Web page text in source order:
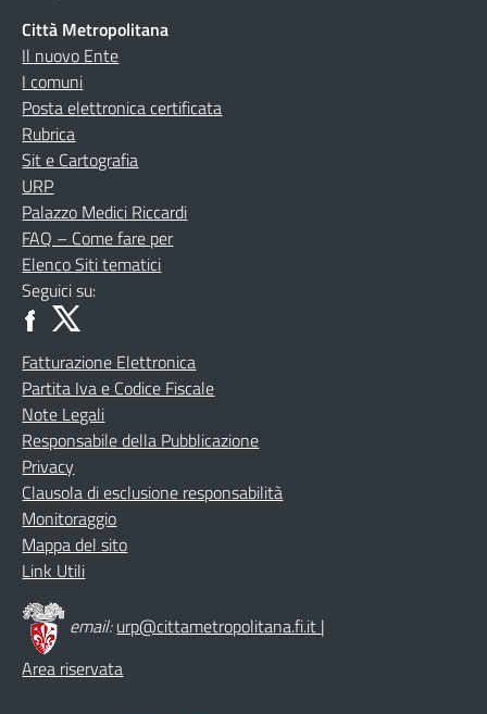
Città Metropolitana
Il nuovo Ente
I comuni
Posta elettronica certificata
Rubrica
Sit e Cartografia
URP
Palazzo Medici Riccardi
FAQ – Come fare per
Elenco Siti tematici
Seguici su:
Fatturazione Elettronica
Partita Iva e Codice Fiscale
Note Legali
Responsabile della Pubblicazione
Privacy
Clausola di esclusione responsabilità
Monitoraggio
Mappa del sito
Link Utili
email:urp@cittametropolitana.fi.it |
Area riservata